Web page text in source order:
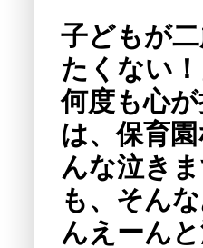
子どもが
たくない
何度も心
は、保育
んな泣き
も、そん
んえーん